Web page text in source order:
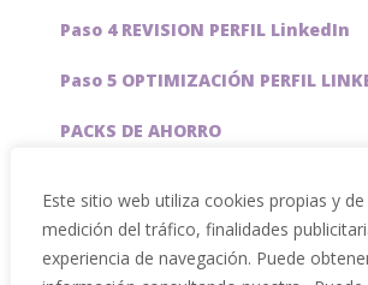
Este sitio web utiliza cookies propias y
medición del tráfico, finalidades
experiencia de navegación. Puede
Paso 4 REVISION PERFIL LinkedIn
Paso 5 OPTIMIZACIÓN PERFIL
PACKS DE AHORRO
Servicios especiales